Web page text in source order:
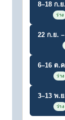
8–18 ก.
ว่าง
22 ก.ย.
6–16 ต.
ว่าง
3–13 พ.
ว่าง